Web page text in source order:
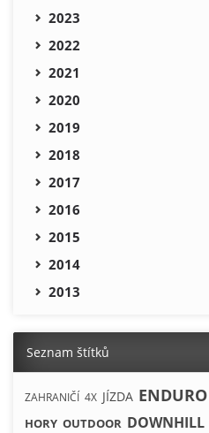
2023
2022
2021
2020
2019
2018
2017
2016
2015
2014
2013
Seznam štítků
ZAHRANIČÍ 4X JÍZDA ENDURO
HORY OUTDOOR DOWNHILL